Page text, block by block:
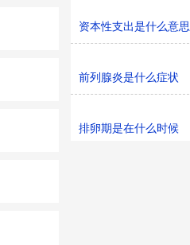
资本性支出是什么意思
前列腺炎是什么症状
排卵期是在什么时候